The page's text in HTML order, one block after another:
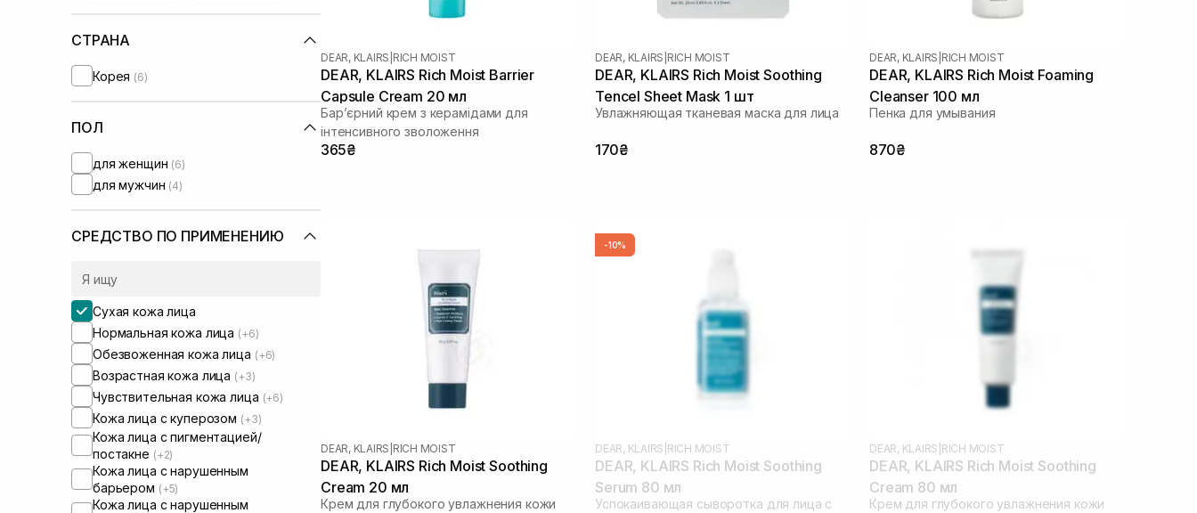
СТРАНА
Корея (6)
ПОЛ
для женщин (6)
для мужчин (4)
СРЕДСТВО ПО ПРИМЕНЕНИЮ
Сухая кожа лица
Нормальная кожа лица (+6)
Обезвоженная кожа лица (+6)
Возрастная кожа лица (+3)
Чувствительная кожа лица (+6)
Кожа лица с куперозом (+3)
Кожа лица с пигментацией/
постакне (+2)
Кожа лица с нарушенным
барьером (+5)
Кожа лица с нарушенным
DEAR, KLAIRS RICH MOIST
DEAR, KLAIRS Rich Moist Barrier
Capsule Cream 20 мл
Бар’єрний крем з керамідами для
інтенсивного зволоження
365₴
DEAR, KLAIRS RICH MOIST
DEAR, KLAIRS Rich Moist Soothing
Tencel Sheet Mask 1 шт
Увлажняющая тканевая маска для лица
170₴
DEAR, KLAIRS RICH MOIST
DEAR, KLAIRS Rich Moist Foaming
Cleanser 100 мл
Пенка для умывания
870₴
DEAR, KLAIRS RICH MOIST
DEAR, KLAIRS Rich Moist Soothing
Cream 20 мл
Крем для глубокого увлажнения кожи
-10%
DEAR, KLAIRS RICH MOIST
DEAR, KLAIRS Rich Moist Soothing
Serum 80 мл
Успокаивающая сыворотка для лица с
DEAR, KLAIRS RICH MOIST
DEAR, KLAIRS Rich Moist Soothing
Cream 80 мл
Крем для глубокого увлажнения кожи